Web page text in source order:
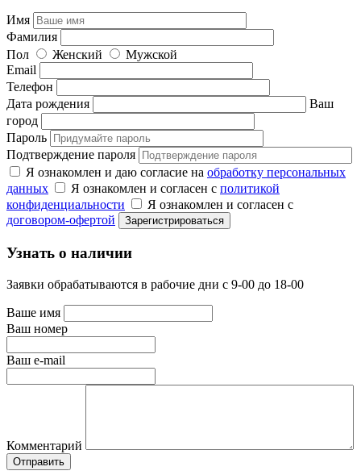
Имя
Фамилия
Пол
Женский
Мужской
Email
Телефон
Дата рождения
Ваш
город
Пароль
Подтверждение пароля
Я ознакомлен и даю согласие на обработку персональных
данных
Я ознакомлен и согласен с политикой
конфиденциальности
Я ознакомлен и согласен с
договором-офертой
Узнать о наличии
Заявки обрабатываются в рабочие дни с 9-00 до 18-00
Ваше имя
Ваш номер
Ваш e-mail
Комментарий